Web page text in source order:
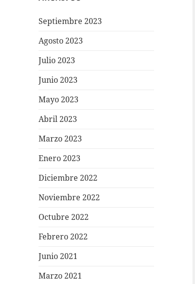
Septiembre 2023
Agosto 2023
Julio 2023
Junio 2023
Mayo 2023
Abril 2023
Marzo 2023
Enero 2023
Diciembre 2022
Noviembre 2022
Octubre 2022
Febrero 2022
Junio 2021
Marzo 2021